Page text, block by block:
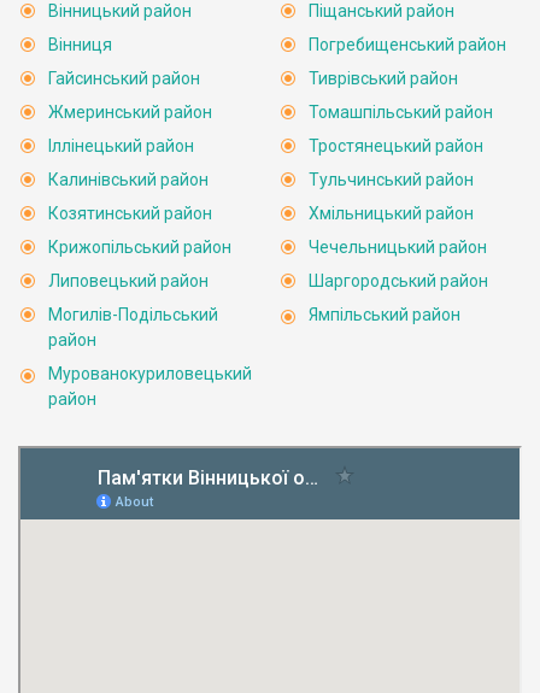
Вінницький район
Вінниця
Гайсинський район
Жмеринський район
Іллінецький район
Калинівський район
Козятинський район
Крижопільський район
Липовецький район
Могилів-Подільський
район
Мурованокуриловецький
район
Піщанський район
Погребищенський район
Тиврівський район
Томашпільський район
Тростянецький район
Тульчинський район
Хмільницький район
Чечельницький район
Шаргородський район
Ямпільський район